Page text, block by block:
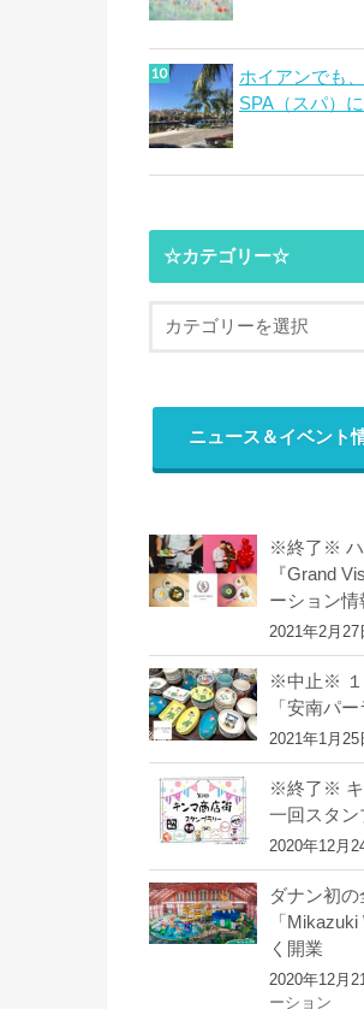
ホイアンでも
SPA（スパ）
☆カテゴリー☆
ニュース＆イベント
※終了※ ハ
『Grand
ーション情
2021年2月27
※中止※ １
「安南パ
2021年1月25
※終了※ キ
一回スタン
2020年12月
ダナン初
「
く開業
2020年12月
ーション